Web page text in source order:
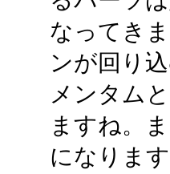
なってき
ンが回り
メンタム
ますね。
になります